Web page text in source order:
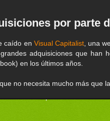
por parte
caído en Visual Capitalist, una
adquisiciones que han
en los últimos años.
no necesita mucho más que